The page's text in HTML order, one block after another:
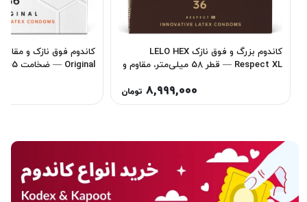
کاندوم بزرگ و فوق‌ نازک LELO HEX
Respect XL — قطر 58 میلی‌متر، مقاوم و
8,999,000 تومان